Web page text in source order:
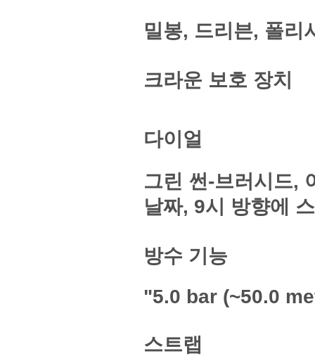
밀봉, 드리븐, 폴리
크라운 보호 장치
다이얼
그린 썬-브러시드,
날짜, 9시 방향에
방수 기능
"5.0 bar (~50.0
스트랩